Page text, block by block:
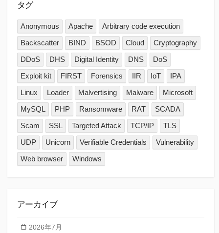
タグ
Anonymous Apache
Arbitrary code execution
Backscatter
BIND BSOD Cloud
Cryptography
DDoS
DHS Digital Identity DNS
DoS
Exploit kit
FIRST Forensics IIR IoT
IPA
Linux
Loader Malvertising Malware
Microsoft
MySQL
PHP Ransomware RAT
SCADA
Scam
SSL Targeted Attack TCP/IP
TLS
UDP
Unicorn Verifiable Credentials
Vulnerability
Web browser
Windows
アーカイブ
2026年7月